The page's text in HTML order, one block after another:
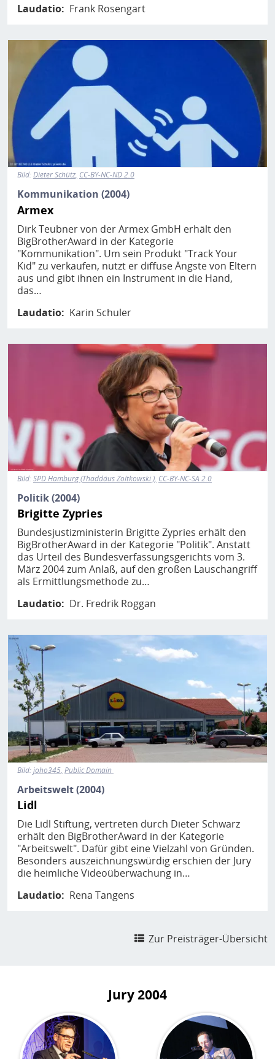
Laudatio
Frank Rosengart
Bild
Bild:Dieter Schütz CC-BY-NC-ND 2.0
Kommunikation (2004)
Armex
Dirk Teubner von der Armex GmbH erhält den
BigBrotherAward in der Kategorie
"Kommunikation". Um sein Produkt "Track Your
Kid" zu verkaufen, nutzt er diffuse Ängste von Eltern
aus und gibt ihnen ein Instrument in die Hand,
das…
Laudatio
Karin Schuler
Bild
Bild:SPD Hamburg (Thaddäus Zoltkowski ) CC-BY-NC-SA 2.0
Politik (2004)
Brigitte Zypries
Bundesjustizministerin Brigitte Zypries erhält den
BigBrotherAward in der Kategorie "Politik". Anstatt
das Urteil des Bundesverfassungsgerichts vom 3.
März 2004 zum Anlaß, auf den großen Lauschangriff
als Ermittlungsmethode zu…
Laudatio
Dr. Fredrik Roggan
Bild
Bild:joho345 Public Domain
Arbeitswelt (2004)
Lidl
Die Lidl Stiftung, vertreten durch Dieter Schwarz
erhält den BigBrotherAward in der Kategorie
"Arbeitswelt". Dafür gibt eine Vielzahl von Gründen.
Besonders auszeichnungswürdig erschien der Jury
die heimliche Videoüberwachung in…
Laudatio
Rena Tangens
Zur Preisträger-Übersicht
Jury2004